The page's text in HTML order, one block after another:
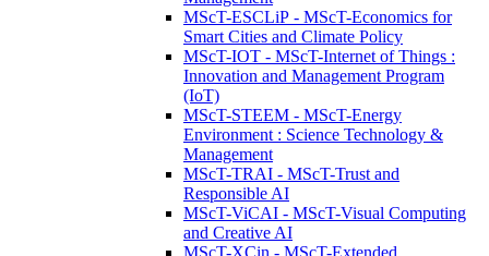
MScT-ESCLiP - MScT-Economics for
Smart Cities and Climate Policy
MScT-IOT - MScT-Internet of Things :
Innovation and Management Program
(IoT)
MScT-STEEM - MScT-Energy
Environment : Science Technology &
Management
MScT-TRAI - MScT-Trust and
Responsible AI
MScT-ViCAI - MScT-Visual Computing
and Creative AI
MScT-XCin - MScT-Extended